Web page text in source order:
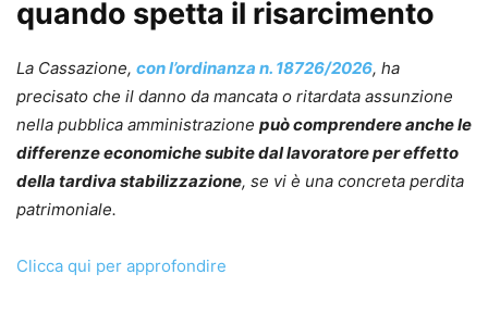
quando spetta il risarcimento
La Cassazione, con l’ordinanza n. 18726/2026, ha
precisato che il danno da mancata o ritardata assunzione
nella pubblica amministrazione può comprendere anche le
differenze economiche subite dal lavoratore per effetto
della tardiva stabilizzazione, se vi è una concreta perdita
patrimoniale.
Clicca qui per approfondire